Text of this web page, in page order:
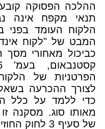
ההלכה הפסוקה
תנאי מקפח אינה
הלקוח העומד
המבט של "לקוח
כביכול מאחורי מסך
הפרטניות של
לצורך ההכרעה
כדי ללמד על כלל
מאותו סוג. מסקנה
של סעיף 3